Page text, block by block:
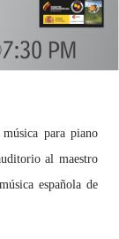
para piano
al maestro
española de